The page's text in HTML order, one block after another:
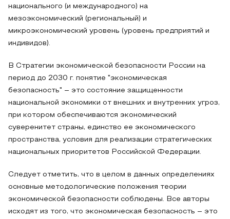
национального (и международного) на
мезоэкономический (региональный) и
микроэкономический уровень (уровень предприятий и
индивидов).
В Стратегии экономической безопасности России на
период до 2030 г. понятие "экономическая
безопасность" – это состояние защищенности
национальной экономики от внешних и внутренних угроз,
при котором обеспечиваются экономический
суверенитет страны, единство ее экономического
пространства, условия для реализации стратегических
национальных приоритетов Российской Федерации.
Следует отметить, что в целом в данных определениях
основные методологические положения теории
экономической безопасности соблюдены. Все авторы
исходят из того, что экономическая безопасность – это